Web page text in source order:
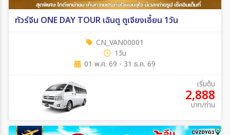
ทัวร์จีน ONE DAY TOUR เฉินตู ตูเจียงเอี้ยน 1วัน
CN_VAN00001
1วัน
01 พ.ค. 69 - 31 ธ.ค. 69
เริ่มต้น
2,888
บาท/ท่าน